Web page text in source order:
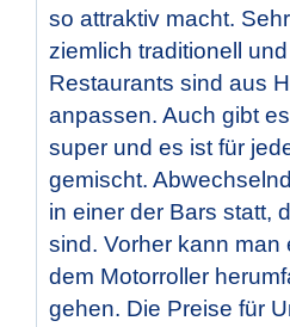
so attraktiv macht.
ziemlich traditionell
Restaurants sind aus
anpassen. Auch gibt
super und es ist für
gemischt.
in einer der Bars statt,
sind. Vorher kann
dem Motorroller
gehen. Die Preise für